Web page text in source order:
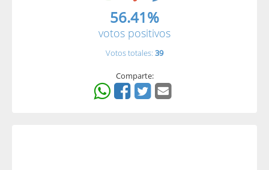
56.41%
votos positivos
Votos totales: 39
Comparte: